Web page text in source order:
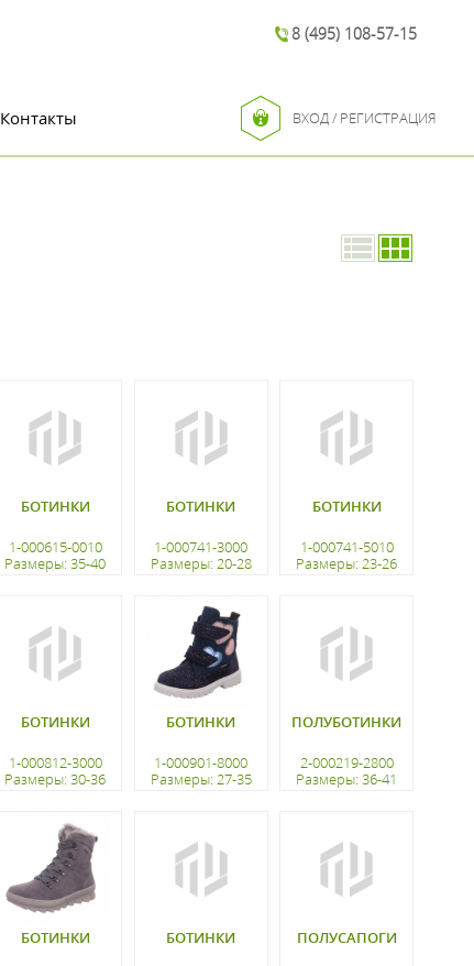
8 (495) 108-57-15
Контакты ВХОД / РЕГИСТРАЦИЯ
БОТИНКИ
1-000615-0010
Размеры: 35-40
БОТИНКИ
1-000741-3000
Размеры: 20-28
регистрацию
БОТИНКИ
1-000741-5010
Размеры: 23-26
БОТИНКИ
1-000812-3000
Размеры: 30-36
регистрацию
БОТИНКИ
1-000901-8000
Размеры: 27-35
ПОЛУБОТИНКИ
2-000219-2800
Размеры: 36-41
БОТИНКИ БОТИНКИ ПОЛУСАПОГИ